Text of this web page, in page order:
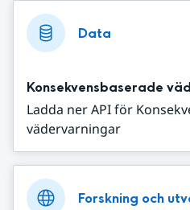
Data
Konsekvensbaserade
Ladda ner API för
vädervarningar
Forskning och